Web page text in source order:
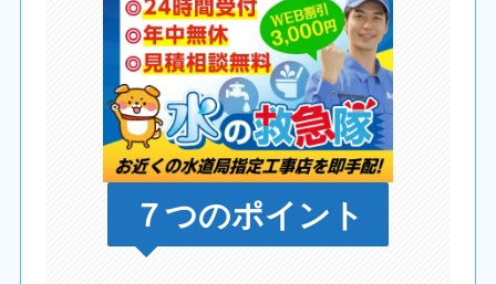
７つのポイント